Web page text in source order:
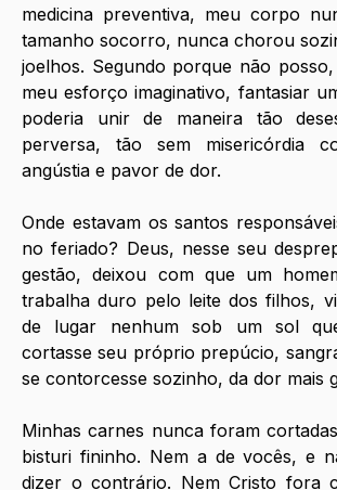
medicina preventiva, meu corpo
tamanho socorro, nunca chorou
joelhos. Segundo porque não
meu esforço imaginativo, fantasiar
poderia unir de maneira tão
perversa, tão sem misericórdia
angústia e pavor de dor.
Onde estavam os santos
no feriado? Deus, nesse seu
gestão, deixou com que um
trabalha duro pelo leite dos filhos,
de lugar nenhum sob um sol
cortasse seu próprio prepúcio,
se contorcesse sozinho, da dor mais
Minhas carnes nunca foram
bisturi fininho. Nem a de vocês, e
dizer o contrário. Nem Cristo fora